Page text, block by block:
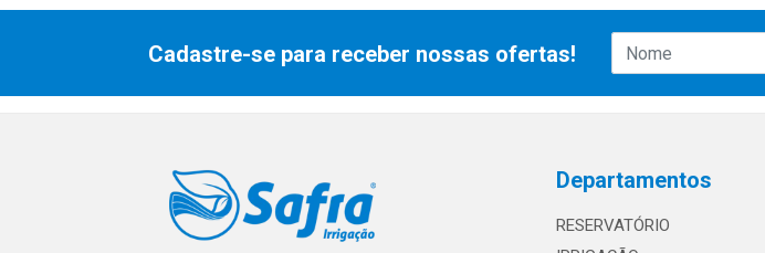
Cadastre-se para receber nossas ofertas!
Departamentos
RESERVATÓRIO